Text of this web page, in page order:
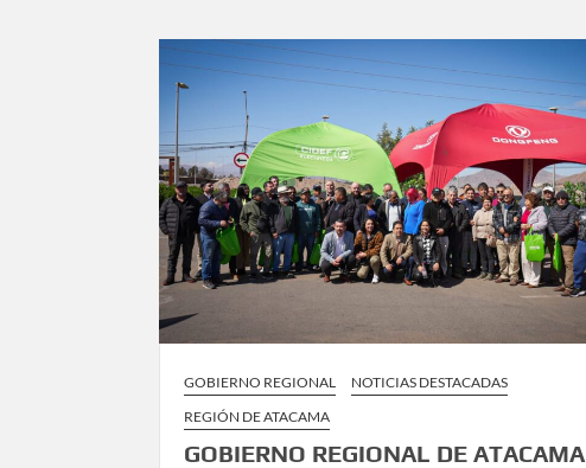
GOBIERNO REGIONAL
NOTICIAS DESTACADAS
REGIÓN DE ATACAMA
GOBIERNO REGIONAL DE ATACAMA